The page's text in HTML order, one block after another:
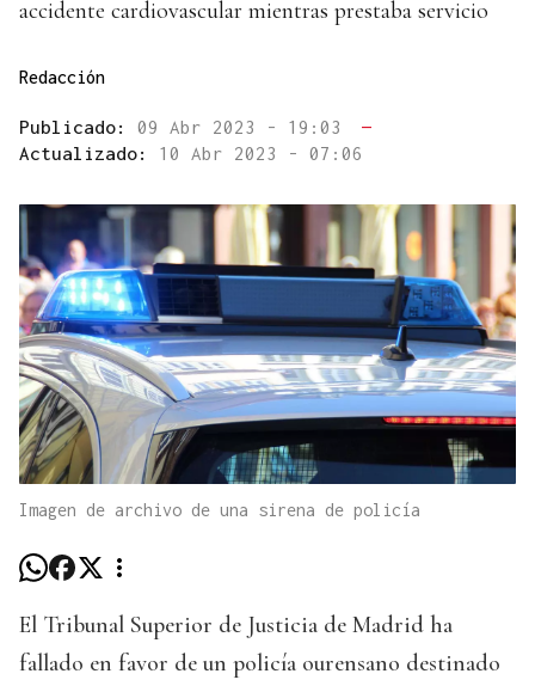
accidente cardiovascular mientras prestaba servicio
Redacción
Publicado: 09 Abr 2023 - 19:03
—
Actualizado: 10 Abr 2023 - 07:06
Imagen de archivo de una sirena de policía
El Tribunal Superior de Justicia de Madrid ha
fallado en favor de un policía ourensano destinado